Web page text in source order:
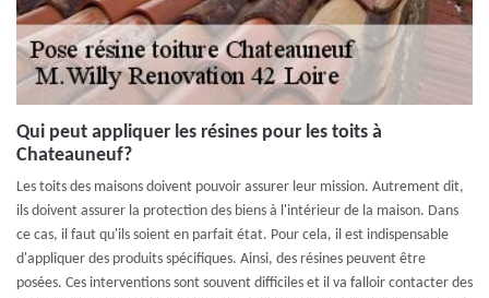
Qui peut appliquer les résines pour les toits à
Chateauneuf?
Les toits des maisons doivent pouvoir assurer leur mission. Autrement dit,
ils doivent assurer la protection des biens à l'intérieur de la maison. Dans
ce cas, il faut qu'ils soient en parfait état. Pour cela, il est indispensable
d'appliquer des produits spécifiques. Ainsi, des résines peuvent être
posées. Ces interventions sont souvent difficiles et il va falloir contacter des